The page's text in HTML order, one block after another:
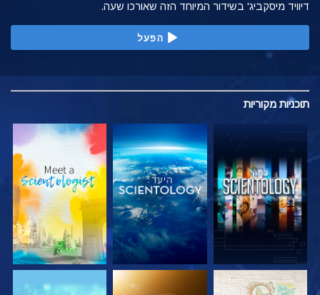
דיוויד מיסקביג' בשידור המיוחד הזה שאורכו שעה.
הפעל
תוכניות מקוריות